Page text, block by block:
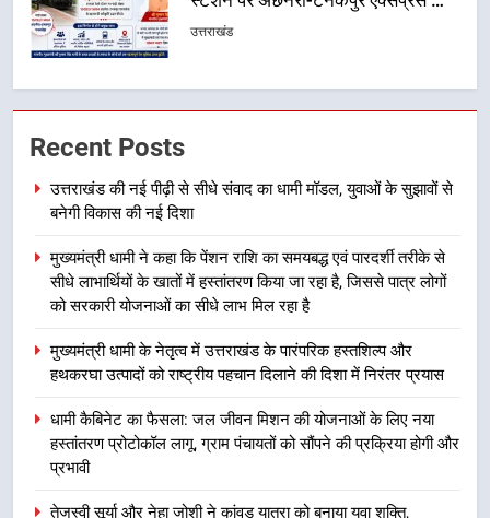
विकास की नई दिशा
उत्तराखंड
2
मुख्यमंत्री धामी ने कहा कि पेंशन राशि का
रहा है, जिससे पात्र लोगों को सरकारी
योजनाओं का सीधे लाभ मिल रहा है
उत्तराखंड
मुख्यमंत्री धामी के नेतृत्व में उत्तराखंड के
पारंपरिक हस्तशिल्प और हथकरघा उत्पादों
को राष्ट्रीय पहचान दिलाने की दिशा में
निरंतर प्रयास
4
धामी कैबिनेट का फैसला: जल जीवन
मिशन की योजनाओं के लिए नया हस्तांतरण
प्रोटोकॉल लागू, ग्राम पंचायतों को सौंपने
Recent Posts
उत्तराखंड की नई पीढ़ी से सीधे संवाद का धामी मॉडल, युवाओं के सुझावों से
बनेगी विकास की नई दिशा
मुख्यमंत्री धामी ने कहा कि पेंशन राशि का समयबद्ध एवं पारदर्शी तरीके से
सीधे लाभार्थियों के खातों में हस्तांतरण किया जा रहा है, जिससे पात्र लोगों
को सरकारी योजनाओं का सीधे लाभ मिल रहा है
मुख्यमंत्री धामी के नेतृत्व में उत्तराखंड के पारंपरिक हस्तशिल्प और
हथकरघा उत्पादों को राष्ट्रीय पहचान दिलाने की दिशा में निरंतर प्रयास
धामी कैबिनेट का फैसला: जल जीवन मिशन की योजनाओं के लिए नया
हस्तांतरण प्रोटोकॉल लागू, ग्राम पंचायतों को सौंपने की प्रक्रिया होगी और
प्रभावी
तेजस्वी सूर्या और नेहा जोशी ने कांवड़ यात्रा को बनाया युवा शक्ति,